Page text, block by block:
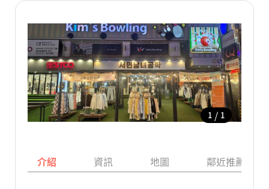
1 / 1
介紹 資訊 地圖 鄰近推薦景點